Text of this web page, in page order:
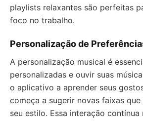
playlists relaxantes são perfeitas
foco no trabalho.
Personalização de
A personalização musical é
personalizadas e ouvir suas
o aplicativo a aprender seus
começa a sugerir novas faixas
seu estilo. Essa interação contínua